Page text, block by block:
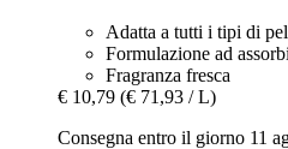
Adatta a tutti i tipi di
Formulazione ad
Fragranza fresca
€ 10,79 (€ 71,93 / L)
Consegna entro il giorno 11